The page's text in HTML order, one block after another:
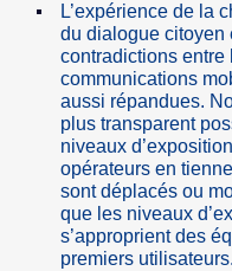
L’expérience de la
du dialogue citoyen
contradictions
communications
aussi répandues.
plus transparent
niveaux
opérateurs en
sont déplacés ou
que les niveaux
s’approprient des
premiers utilisateurs.